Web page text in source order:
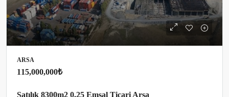
ARSA
115,000,000₺
Satılık 8300m2 0.25 Emsal Ticari Arsa